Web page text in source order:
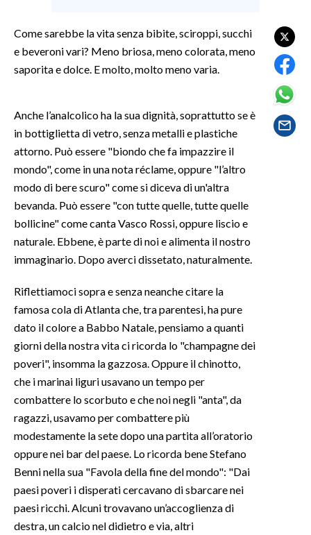
BANDI
SPORT IN SARDEGNA
RISULTATI E CLASSIFICHE
CALCIO
CALCIO REGIONALE
BASKET
VOLLEY
CULTURA
SPETTACOLI
SALUTE
SARDEGNA TURISMO
SARDI NEL MONDO
NOTIZIE
EVENTI
Come sarebbe la vita senza bibite, sciroppi, succhi
e beveroni vari? Meno briosa, meno colorata, meno
saporita e dolce. E molto, molto meno varia.
Anche l’analcolico ha la sua dignità, soprattutto se è
in bottiglietta di vetro, senza metalli e plastiche
attorno. Può essere "biondo che fa impazzire il
mondo", come in una nota réclame, oppure "l’altro
modo di bere scuro" come si diceva di un'altra
bevanda. Può essere "con tutte quelle, tutte quelle
bollicine" come canta Vasco Rossi, oppure liscio e
naturale. Ebbene, è parte di noi e alimenta il nostro
immaginario. Dopo averci dissetato, naturalmente.
Riflettiamoci sopra e senza neanche citare la
famosa cola di Atlanta che, tra parentesi, ha pure
dato il colore a Babbo Natale, pensiamo a quanti
giorni della nostra vita ci ricorda lo "champagne dei
poveri", insomma la gazzosa. Oppure il chinotto,
che i marinai liguri usavano un tempo per
combattere lo scorbuto e che noi negli "anta", da
ragazzi, usavamo per combattere più
modestamente la sete dopo una partita all’oratorio
oppure nei bar del paese. Lo ricorda bene Stefano
Benni nella sua "Favola della fine del mondo": "Dai
paesi poveri i disperati cercavano di sbarcare nei
paesi ricchi. Alcuni trovavano un’accoglienza di
destra, un calcio nel didietro e via, altri